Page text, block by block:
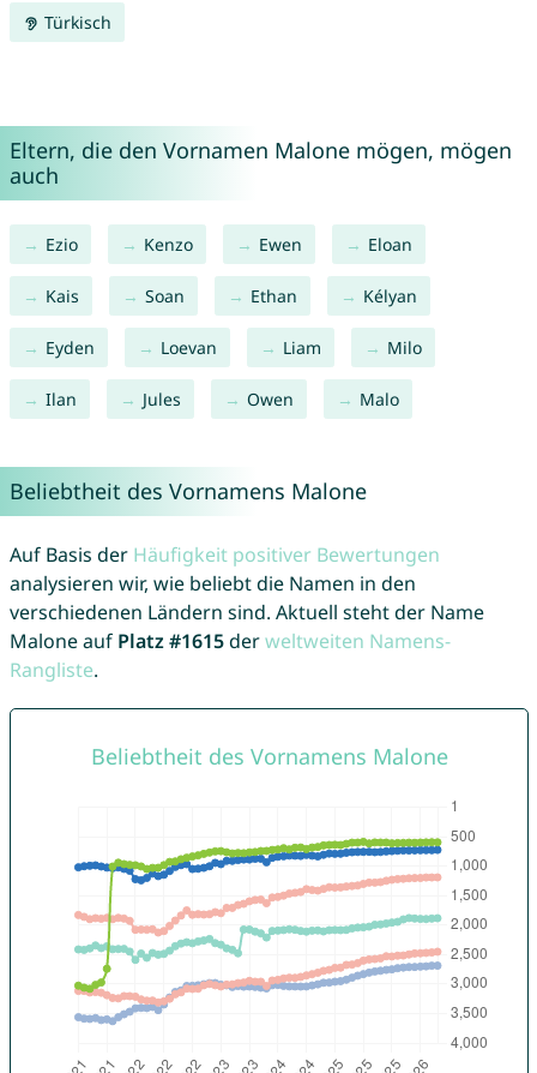
Türkisch
Eltern, die den Vornamen Malone mögen, mögen
auch
Ezio Kenzo Ewen Eloan
Kais Soan Ethan Kélyan
Eyden Loevan Liam Milo
Ilan Jules Owen Malo
Beliebtheit des Vornamens Malone
Auf Basis der Häufigkeit positiver Bewertungen
analysieren wir, wie beliebt die Namen in den
verschiedenen Ländern sind. Aktuell steht der Name
Malone auf Platz #1615derweltweiten Namens-
Rangliste.